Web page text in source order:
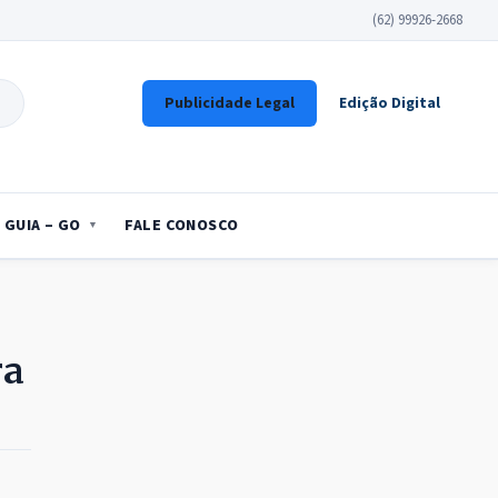
(62) 99926-2668
Publicidade Legal Edição Digital
GUIA – GO FALE CONOSCO